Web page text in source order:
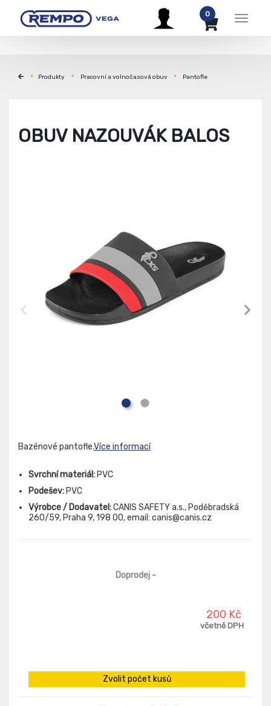
Menu
0
Produkty Pracovní a volnočasová obuv Pantofle
OBUV NAZOUVÁK BALOS
Bazénové pantofle.Více informací
Svrchní materiál: PVC
Podešev: PVC
Výrobce / Dodavatel:CANIS SAFETY a.s., Poděbradská
260/59, Praha 9, 198 00, email: canis@canis.cz
Doprodej-
200 Kč
včetně DPH
Zvolit počet kusů